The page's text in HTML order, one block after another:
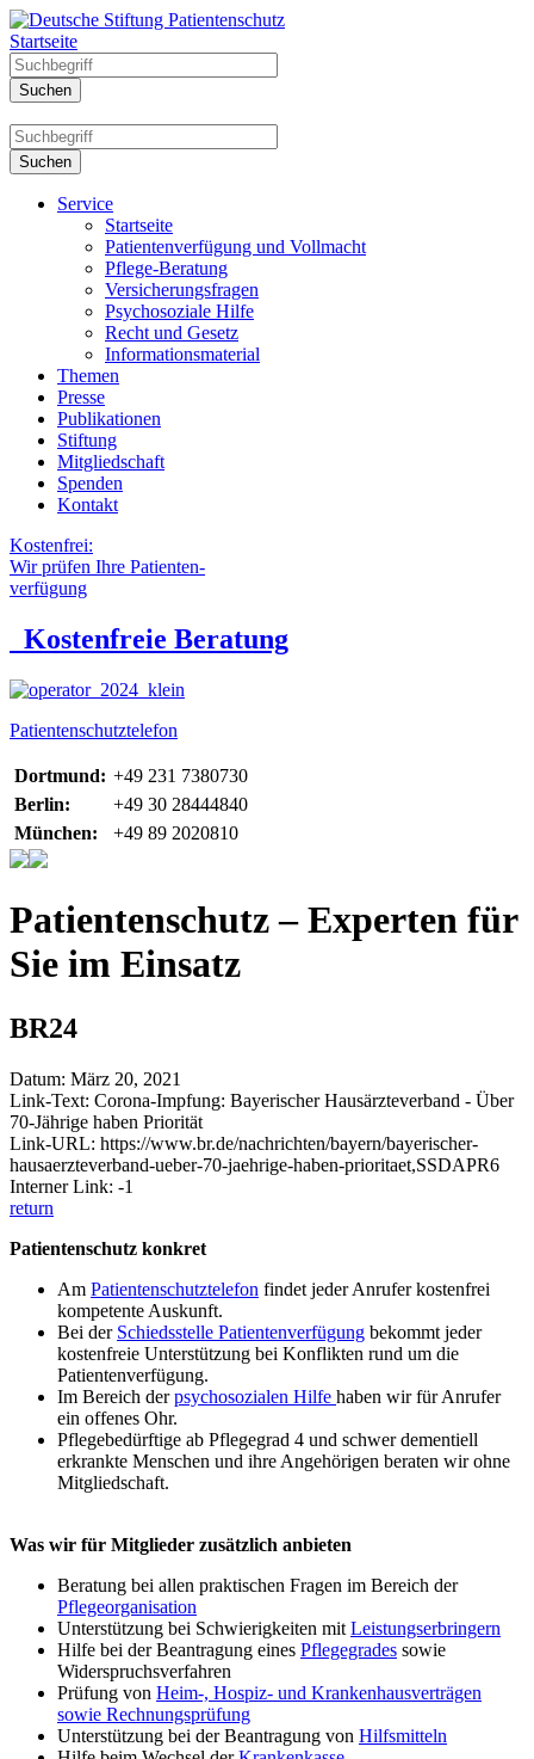
Startseite
Service
Startseite
Patientenverfügung und Vollmacht
Pflege-Beratung
Versicherungsfragen
Psychosoziale Hilfe
Recht und Gesetz
Informationsmaterial
Themen
Presse
Publikationen
Stiftung
Mitgliedschaft
Spenden
Kontakt
Kostenfrei:
Wir prüfen Ihre Patienten-
verfügung
Kostenfreie Beratung
Patientenschutztelefon
Dortmund: +49 231 7380730
Berlin:
+49 30 28444840
München:
+49 89 2020810
Patientenschutz – Experten für
Sie im Einsatz
BR24
Datum: März 20, 2021
Link-Text: Corona-Impfung: Bayerischer Hausärzteverband - Über
70-Jährige haben Priorität
Link-URL: https://www.br.de/nachrichten/bayern/bayerischer-
hausaerzteverband-ueber-70-jaehrige-haben-prioritaet,SSDAPR6
Interner Link: -1
return
Patientenschutz konkret
Am Patientenschutztelefon findet jeder Anrufer kostenfrei
kompetente Auskunft.
Bei der Schiedsstelle Patientenverfügung bekommt jeder
kostenfreie Unterstützung bei Konflikten rund um die
Patientenverfügung.
Im Bereich derpsychosozialen Hilfe haben wir für Anrufer
ein offenes Ohr.
Pflegebedürftige ab Pflegegrad 4 und schwer dementiell
erkrankte Menschen und ihre Angehörigen beraten wir ohne
Mitgliedschaft.
Was wir für Mitglieder zusätzlich anbieten
Beratung bei allen praktischen Fragen im Bereich der
Pflegeorganisation
Unterstützung bei Schwierigkeiten mit Leistungserbringern
Hilfe bei der Beantragung eines Pflegegrades sowie
Widerspruchsverfahren
Prüfung von Heim-, Hospiz- und Krankenhausverträgen
sowie Rechnungsprüfung
Unterstützung bei der Beantragung von Hilfsmitteln